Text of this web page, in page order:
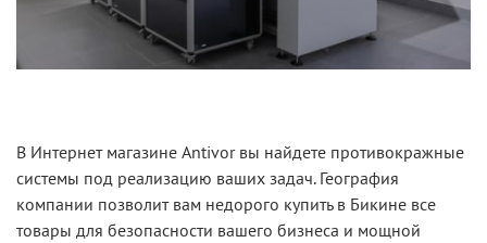
В Интернет магазине Antivor вы найдете противокражные
системы под реализацию ваших задач. География
компании позволит вам недорого купить в Бикине все
товары для безопасности вашего бизнеса и мощной